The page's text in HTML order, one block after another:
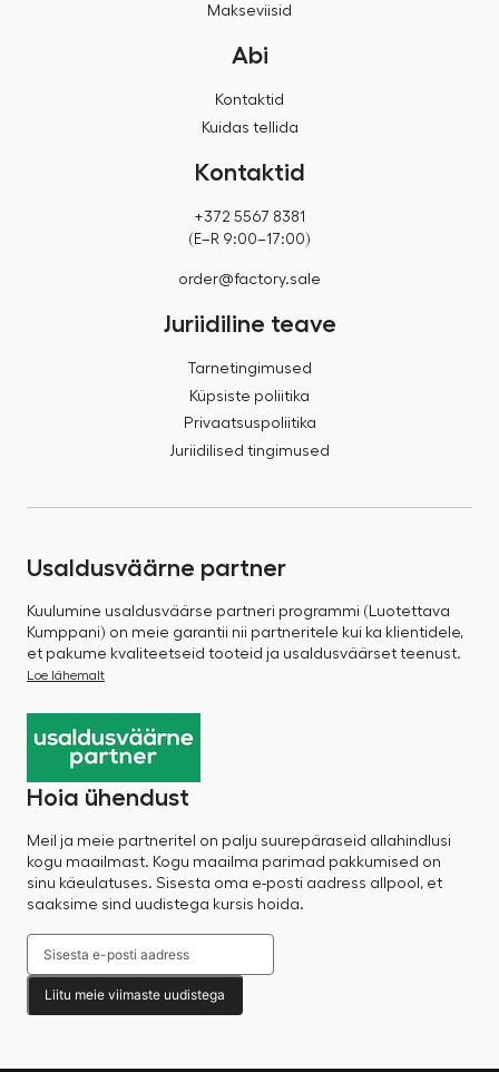
Makseviisid
Abi
Kontaktid
Kuidas tellida
Kontaktid
+372 5567 8381
(E–R 9:00–17:00)
order@factory.sale
Juriidiline teave
Tarnetingimused
Küpsiste poliitika
Privaatsuspoliitika
Juriidilised tingimused
Usaldusväärne partner
Kuulumine usaldusväärse partneri programmi (Luotettava
Kumppani) on meie garantii nii partneritele kui ka klientidele,
et pakume kvaliteetseid tooteid ja usaldusväärset teenust.
Loe lähemalt
Hoia ühendust
Meil ja meie partneritel on palju suurepäraseid allahindlusi
kogu maailmast. Kogu maailma parimad pakkumised on
sinu käeulatuses. Sisesta oma e-posti aadress allpool, et
saaksime sind uudistega kursis hoida.
Liitu meie viimaste uudistega